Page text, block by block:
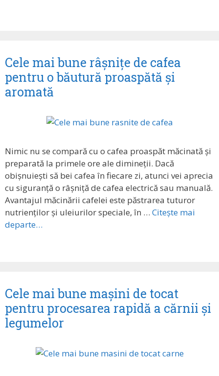
Cele mai bune râșnițe de cafea
pentru o băutură proaspătă și
aromată
Nimic nu se compară cu o cafea proaspăt măcinată și
preparată la primele ore ale dimineții. Dacă
obișnuiești să bei cafea în fiecare zi, atunci vei aprecia
cu siguranță o râșniță de cafea electrică sau manuală.
Avantajul măcinării cafelei este păstrarea tuturor
nutrienților și uleiurilor speciale, în … Citește mai
departe…
Cele mai bune mașini de tocat
pentru procesarea rapidă a cărnii și
legumelor